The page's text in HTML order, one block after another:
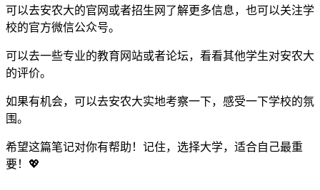
可以去安农大的官网或者招生网了解更多信息，也可以关注学
校的官方微信公众号。
可以去一些专业的教育网站或者论坛，看看其他学生对安农大
的评价。
如果有机会，可以去安农大实地考察一下，感受一下学校的氛
围。
希望这篇笔记对你有帮助！记住，选择大学，适合自己最重
要！💖